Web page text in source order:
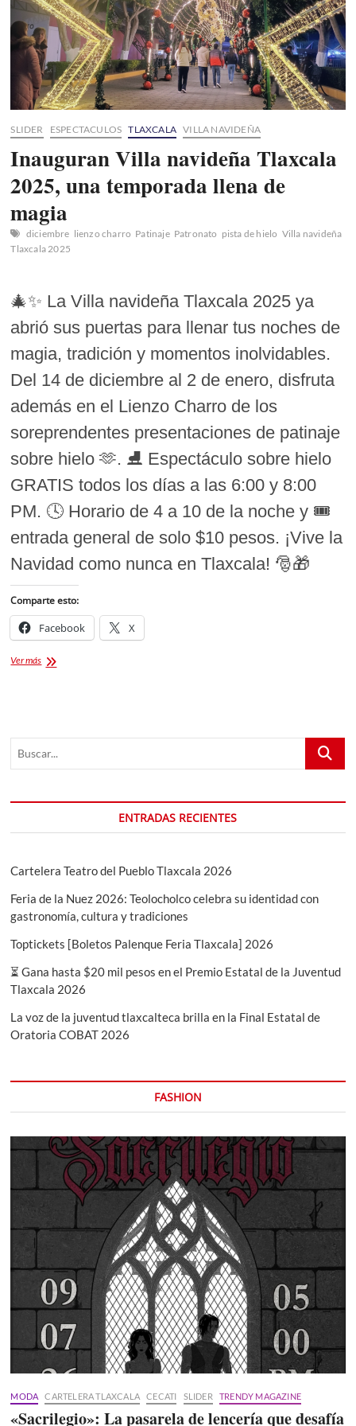
SLIDER ESPECTACULOS TLAXCALA VILLA NAVIDEÑA
Inauguran Villa navideña Tlaxcala
2025, una temporada llena de
magia
diciembre lienzo charro Patinaje Patronato pista de hielo Villa navideña
Tlaxcala 2025
🎄✨ La Villa navideña Tlaxcala 2025 ya
abrió sus puertas para llenar tus noches de
magia, tradición y momentos inolvidables.
Del 14 de diciembre al 2 de enero, disfruta
además en el Lienzo Charro de los
soreprendentes presentaciones de patinaje
sobre hielo 🫶. ⛸️ Espectáculo sobre hielo
GRATIS todos los días a las 6:00 y 8:00
PM. 🕓 Horario de 4 a 10 de la noche y 🎟️
entrada general de solo $10 pesos. ¡Vive la
Navidad como nunca en Tlaxcala! 🎅🎁
Comparte esto:
Facebook X
Ver másInauguran
llena
de
Buscar...
ENTRADAS RECIENTES
Cartelera Teatro del Pueblo Tlaxcala 2026
Feria de la Nuez 2026: Teolocholco celebra su identidad con
gastronomía, cultura y tradiciones
Toptickets [Boletos Palenque Feria Tlaxcala] 2026
⏳ Gana hasta $20 mil pesos en el Premio Estatal de la Juventud
Tlaxcala 2026
La voz de la juventud tlaxcalteca brilla en la Final Estatal de
Oratoria COBAT 2026
FASHION
MODA CARTELERA TLAXCALA CECATI SLIDER TRENDY MAGAZINE
«Sacrilegio»: La pasarela de lencería que desafía